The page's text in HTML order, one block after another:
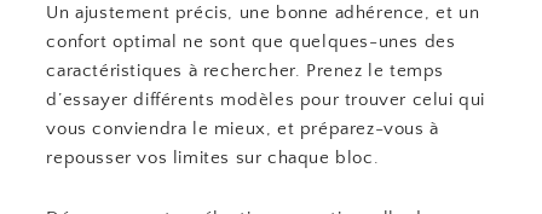
Un ajustement précis, une bonne adhérence, et un
confort optimal ne sont que quelques-unes des
caractéristiques à rechercher. Prenez le temps
d’essayer différents modèles pour trouver celui qui
vous conviendra le mieux, et préparez-vous à
repousser vos limites sur chaque bloc.